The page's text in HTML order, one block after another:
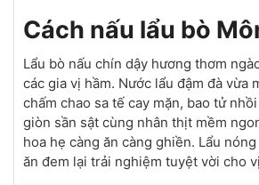
Cách nấu lẩu bò
Lẩu bò nấu chín dậy hương thơm
các gia vị hầm. Nước lẩu đậm đà vừa
chấm chao sa tế cay mặn, bao tử
giòn sần sật cùng nhân thịt mềm
hoa hẹ càng ăn càng ghiền. Lẩu
ăn đem lại trải nghiệm tuyệt vời cho